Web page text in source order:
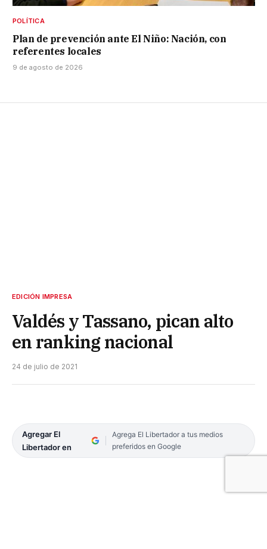
POLÍTICA
Plan de prevención ante El Niño: Nación, con
referentes locales
9 de agosto de 2026
EDICIÓN IMPRESA
Valdés y Tassano, pican alto
en ranking nacional
24 de julio de 2021
Agregar El
Libertador en
Agrega El Libertador a tus medios
preferidos en Google